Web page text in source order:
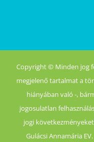
Copyright © Minden jog
megjelenő tartalmat a
hiányában való -,
jogosulatlan
jogi
Gulácsi Annamária